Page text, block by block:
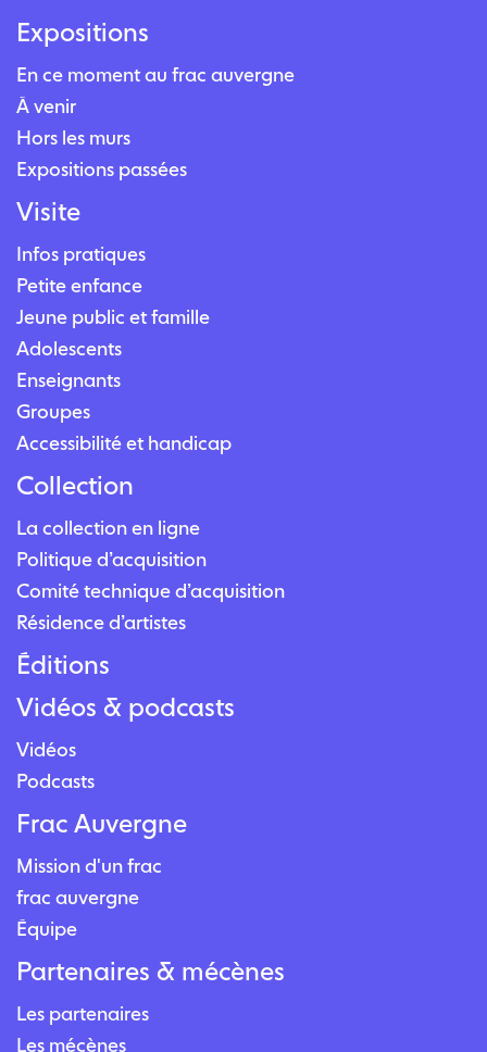
Expositions
En ce moment au frac auvergne
À venir
Hors les murs
Expositions passées
Visite
Infos pratiques
Petite enfance
Jeune public et famille
Adolescents
Enseignants
Groupes
Accessibilité et handicap
Collection
La collection en ligne
Politique d’acquisition
Comité technique d’acquisition
Résidence d’artistes
Éditions
Vidéos & podcasts
Vidéos
Podcasts
Frac Auvergne
Mission d'un frac
frac auvergne
Équipe
Partenaires & mécènes
Les partenaires
Les mécènes